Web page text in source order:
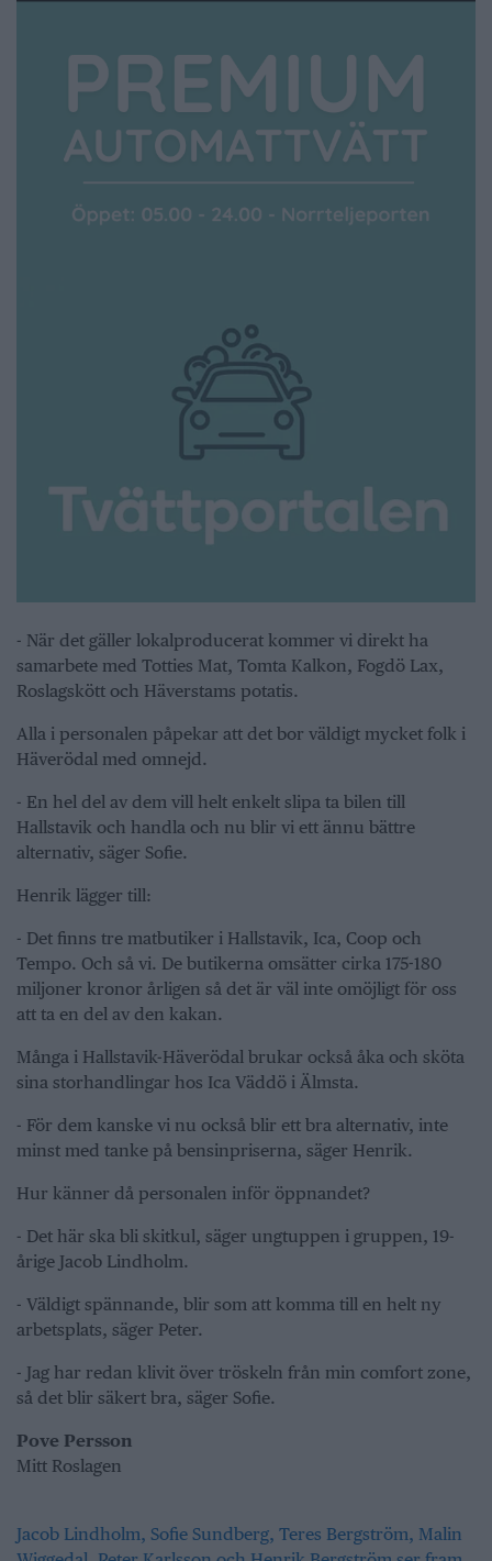
- När det gäller lokalproducerat kommer vi direkt ha
samarbete med Totties Mat, Tomta Kalkon, Fogdö Lax,
Roslagskött och Häverstams potatis.
Alla i personalen påpekar att det bor väldigt mycket folk i
Häverödal med omnejd.
- En hel del av dem vill helt enkelt slipa ta bilen till
Hallstavik och handla och nu blir vi ett ännu bättre
alternativ, säger Sofie.
Henrik lägger till:
- Det finns tre matbutiker i Hallstavik, Ica, Coop och
Tempo. Och så vi. De butikerna omsätter cirka 175-180
miljoner kronor årligen så det är väl inte omöjligt för oss
att ta en del av den kakan.
Många i Hallstavik-Häverödal brukar också åka och sköta
sina storhandlingar hos Ica Väddö i Älmsta.
- För dem kanske vi nu också blir ett bra alternativ, inte
minst med tanke på bensinpriserna, säger Henrik.
Hur känner då personalen inför öppnandet?
- Det här ska bli skitkul, säger ungtuppen i gruppen, 19-
årige Jacob Lindholm.
- Väldigt spännande, blir som att komma till en helt ny
arbetsplats, säger Peter.
- Jag har redan klivit över tröskeln från min comfort zone,
så det blir säkert bra, säger Sofie.
Pove Persson
Mitt Roslagen
Jacob Lindholm, Sofie Sundberg, Teres Bergström, Malin